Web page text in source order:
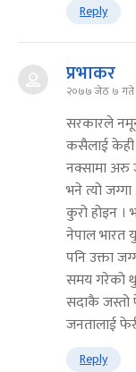
Reply
प्रभाकर
२०७७ जेठ ७ गते
सरकारले
कसैलाई केही
नक्सामा अरु
भने त्यो
कुरो होइन ।
नेपाल भारत
पनि उक्ता
समय गरेको
सदाकै जस्तो
जनतालाई
Reply